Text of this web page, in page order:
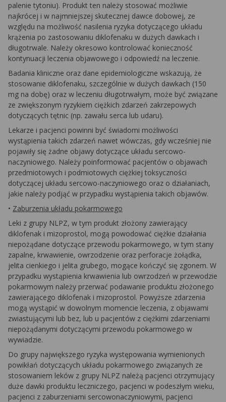
palenie tytoniu). Produkt ten należy stosować możliwie
najkrócej i w najmniejszej skutecznej dawce dobowej, ze
względu na możliwość nasilenia ryzyka dotyczącego układu
krążenia po zastosowaniu diklofenaku w dużych dawkach i
długotrwale. Należy okresowo kontrolować konieczność
kontynuacji leczenia objawowego i odpowiedź na leczenie.
Badania kliniczne oraz dane epidemiologiczne wskazują, że
stosowanie diklofenaku, szczególnie w dużych dawkach (150
mg na dobę) oraz w leczeniu długotrwałym, może być związane
ze zwiększonym ryzykiem ciężkich zdarzeń zakrzepowych
dotyczących tętnic (np. zawału serca lub udaru).
Lekarze i pacjenci powinni być świadomi możliwości
wystąpienia takich zdarzeń nawet wówczas, gdy wcześniej nie
pojawiły się żadne objawy dotyczące układu sercowo-
naczyniowego. Należy poinformować pacjentów o objawach
przedmiotowych i podmiotowych ciężkiej toksyczności
dotyczącej układu sercowo-naczyniowego oraz o działaniach,
jakie należy podjąć w przypadku wystąpienia takich objawów.
• Zaburzenia układu pokarmowego
Leki z grupy NLPZ, w tym produkt złożony zawierający
diklofenak i mizoprostol, mogą powodować ciężkie działania
niepożądane dotyczące przewodu pokarmowego, w tym stany
zapalne, krwawienie, owrzodzenie oraz perforacje żołądka,
jelita cienkiego i jelita grubego, mogące kończyć się zgonem. W
przypadku wystąpienia krwawienia lub owrzodzeń w przewodzie
pokarmowym należy przerwać podawanie produktu złożonego
zawierającego diklofenak i mizoprostol. Powyższe zdarzenia
mogą wystąpić w dowolnym momencie leczenia, z objawami
zwiastującymi lub bez, lub u pacjentów z ciężkimi zdarzeniami
niepożądanymi dotyczącymi przewodu pokarmowego w
wywiadzie.
Do grupy największego ryzyka występowania wymienionych
powikłań dotyczących układu pokarmowego związanych ze
stosowaniem leków z grupy NLPZ należą pacjenci otrzymujący
duże dawki produktu leczniczego, pacjenci w podeszłym wieku,
pacjenci z zaburzeniami sercowonaczyniowymi, pacjenci